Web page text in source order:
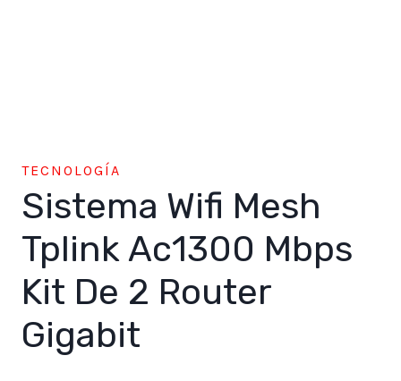
TECNOLOGÍA
Sistema Wifi Mesh
Tplink Ac1300 Mbps
Kit De 2 Router
Gigabit